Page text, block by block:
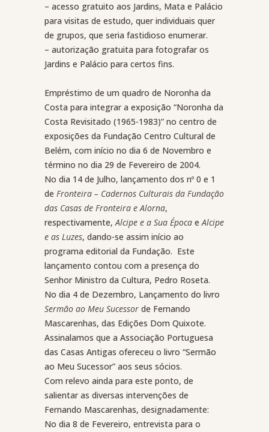
– acesso gratuito aos Jardins, Mata e Palácio
para visitas de estudo, quer individuais quer
de grupos, que seria fastidioso enumerar.
– autorização gratuita para fotografar os
Jardins e Palácio para certos fins.
Empréstimo de um quadro de Noronha da
Costa para integrar a exposição “Noronha da
Costa Revisitado (1965-1983)” no centro de
exposições da Fundação Centro Cultural de
Belém, com início no dia 6 de Novembro e
término no dia 29 de Fevereiro de 2004.
No dia 14 de Julho, lançamento dos nº 0 e 1
de Fronteira – Cadernos Culturais da Fundação
das Casas de Fronteira e Alorna,
respectivamente,Alcipe e a Sua Época eAlcipe
e as Luzes, dando-se assim início ao
programa editorial da Fundação. Este
lançamento contou com a presença do
Senhor Ministro da Cultura, Pedro Roseta.
No dia 4 de Dezembro, Lançamento do livro
Sermão ao Meu Sucessor de Fernando
Mascarenhas, das Edições Dom Quixote.
Assinalamos que a Associação Portuguesa
das Casas Antigas ofereceu o livro “Sermão
ao Meu Sucessor” aos seus sócios.
Com relevo ainda para este ponto, de
salientar as diversas intervenções de
Fernando Mascarenhas, designadamente:
No dia 8 de Fevereiro, entrevista para o